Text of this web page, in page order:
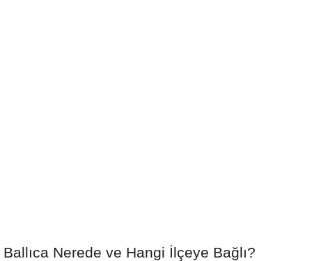
Ballıca Nerede ve Hangi İlçeye Bağlı?